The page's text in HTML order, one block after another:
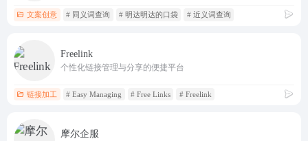
文案创意 # 同义词查询 # 明达明达的口袋 # 近义词查询
Freelink
个性化链接管理与分享的便捷平台
链接加工 # Easy Managing # Free Links # Freelink
摩尔企服